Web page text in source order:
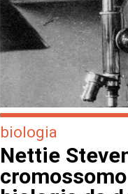
biologia
Nettie